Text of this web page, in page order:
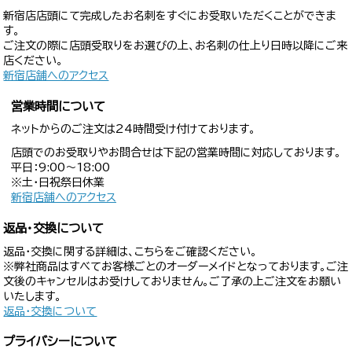
新宿店店頭にて完成したお名刺をすぐにお受取いただくことができま
す。
ご注文の際に店頭受取りをお選びの上、お名刺の仕上り日時以降にご来
店ください。
新宿店舗へのアクセス
営業時間について
ネットからのご注文は24時間受け付けております。
店頭でのお受取りやお問合せは下記の営業時間に対応しております。
平日：9:00〜18:00
※土・日祝祭日休業
新宿店舗へのアクセス
返品・交換について
返品・交換に関する詳細は、こちらをご確認ください。
※弊社商品はすべてお客様ごとのオーダーメイドとなっております。ご注
文後のキャンセルはお受けしておりません。ご了承の上ご注文をお願い
いたします。
返品・交換について
プライバシーについて